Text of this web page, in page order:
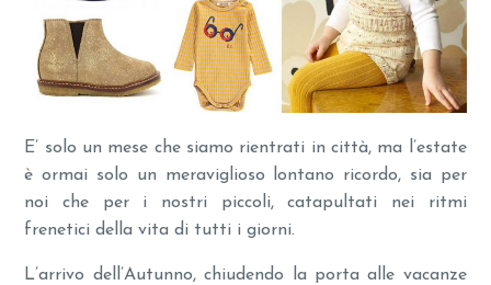
E’ solo un mese che siamo rientrati in città, ma l’estate
è ormai solo un meraviglioso lontano ricordo, sia per
noi che per i nostri piccoli, catapultati nei ritmi
frenetici della vita di tutti i giorni.
L’arrivo dell’Autunno, chiudendo la porta alle vacanze